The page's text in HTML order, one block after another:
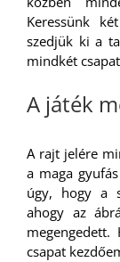
Keressünk
szedjük ki a
mindkét
A játék
A rajt jelére
a maga
úgy, hogy a
ahogy az
csapat